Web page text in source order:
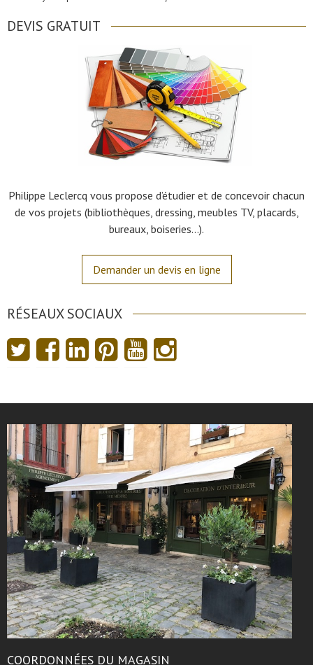
DEVIS GRATUIT
Philippe Leclercq vous propose d’étudier et de concevoir chacun
de vos projets (bibliothèques, dressing, meubles TV, placards,
bureaux, boiseries…).
Demander un devis en ligne
RÉSEAUX SOCIAUX
COORDONNÉES DU MAGASIN